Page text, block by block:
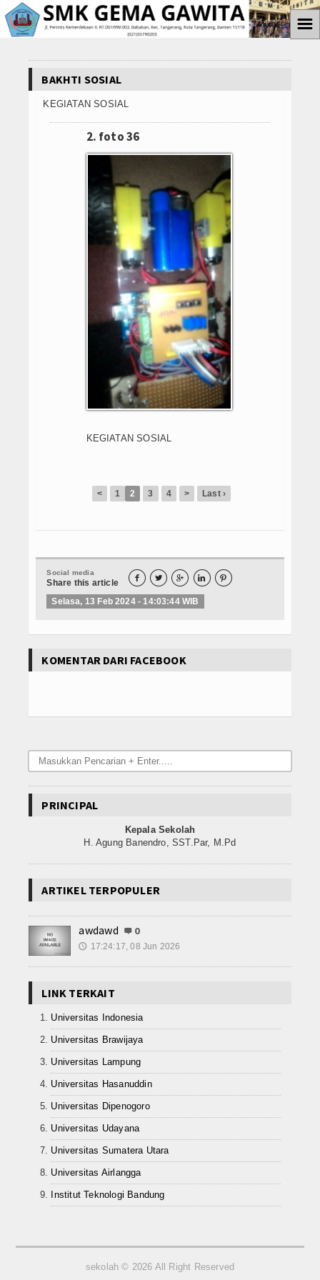
Home
Informasi
☰
BAKHTI SOSIAL
KEGIATAN SOSIAL
2. foto 36
KEGIATAN SOSIAL
< 1 2 3 4 > Last ›
Social media
Share this article     
Selasa, 13 Feb 2024 - 14:03:44 WIB
KOMENTAR DARI FACEBOOK
PRINCIPAL
Kepala Sekolah
H. Agung Banendro, SST.Par, M.Pd
ARTIKEL TERPOPULER
awdawd 0
🕔 17:24:17, 08 Jun 2026
LINK TERKAIT
Universitas Indonesia
Universitas Brawijaya
Universitas Lampung
Universitas Hasanuddin
Universitas Dipenogoro
Universitas Udayana
Universitas Sumatera Utara
Universitas Airlangga
Institut Teknologi Bandung
sekolah © 2026 All Right Reserved